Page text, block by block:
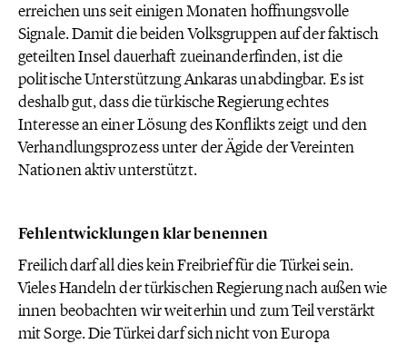
erreichen uns seit einigen Monaten hoffnungsvolle
Signale. Damit die beiden Volksgruppen auf der faktisch
geteilten Insel dauerhaft zueinanderfinden, ist die
politische Unterstützung Ankaras unabdingbar. Es ist
deshalb gut, dass die türkische Regierung echtes
Interesse an einer Lösung des Konflikts zeigt und den
Verhandlungsprozess unter der Ägide der Vereinten
Nationen aktiv unterstützt.
Fehlentwicklungen klar benennen
Freilich darf all dies kein Freibrief für die Türkei sein.
Vieles Handeln der türkischen Regierung nach außen wie
innen beobachten wir weiterhin und zum Teil verstärkt
mit Sorge. Die Türkei darf sich nicht von Europa